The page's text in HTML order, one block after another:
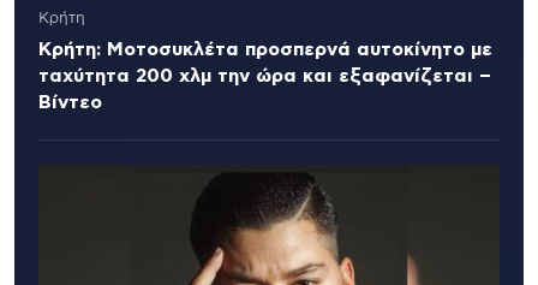
Κρήτη
Κρήτη: Μοτοσυκλέτα προσπερνά αυτοκίνητο με
ταχύτητα 200 χλμ την ώρα και εξαφανίζεται –
Βίντεο